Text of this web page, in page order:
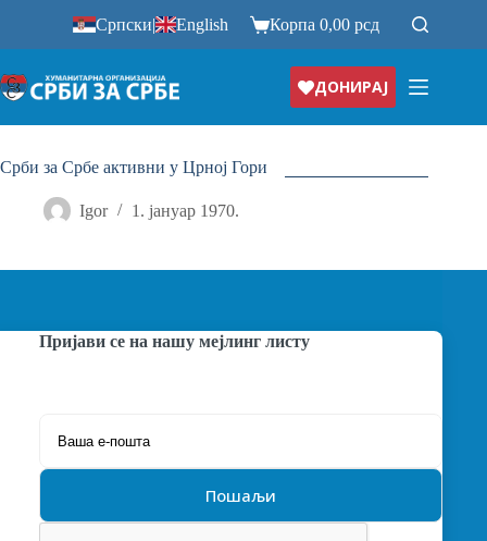
Српски| English Корпа0,00рсд
ДОНИРАЈ
Срби за Србе активни у Црној Гори
Igor 1. јануар 1970.
Пријави се на нашу мејлинг листу